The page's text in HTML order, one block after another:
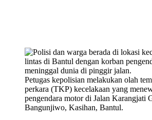
Petugas kepolisian melakukan olah
perkara (TKP) kecelakaan yang
pengendara motor di Jalan Karangjati
Bangunjiwo, Kasihan, Bantul.